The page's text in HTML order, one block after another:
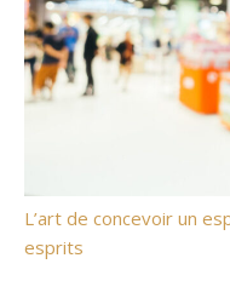
L’art de concevoir un
esprits